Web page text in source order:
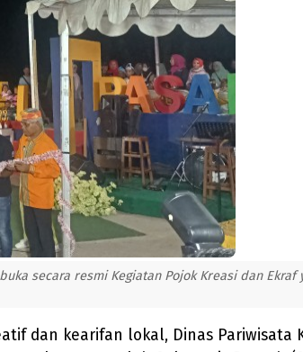
secara resmi Kegiatan Pojok Kreasi dan
dan kearifan lokal, Dinas Pariwisata